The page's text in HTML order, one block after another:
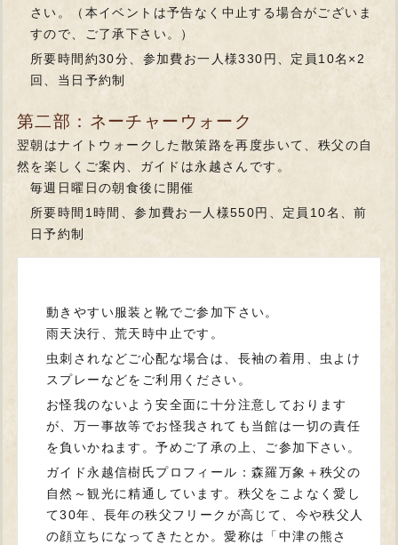
さい。（本イベントは予告なく中止する場合がございま
すので、ご了承下さい。）
所要時間約30分、参加費お一人様330円、定員10名×2
回、当日予約制
第二部：ネーチャーウォーク
翌朝はナイトウォークした散策路を再度歩いて、秩父の自
然を楽しくご案内、ガイドは永越さんです。
毎週日曜日の朝食後に開催
所要時間1時間、参加費お一人様550円、定員10名、前
日予約制
動きやすい服装と靴でご参加下さい。
雨天決行、荒天時中止です。
虫刺されなどご心配な場合は、長袖の着用、虫よけ
スプレーなどをご利用ください。
お怪我のないよう安全面に十分注意しております
が、万一事故等でお怪我されても当館は一切の責任
を負いかねます。予めご了承の上、ご参加下さい。
ガイド永越信樹氏プロフィール：森羅万象＋秩父の
自然～観光に精通しています。秩父をこよなく愛し
て30年、長年の秩父フリークが高じて、今や秩父人
の顔立ちになってきたとか。愛称は「中津の熊さ